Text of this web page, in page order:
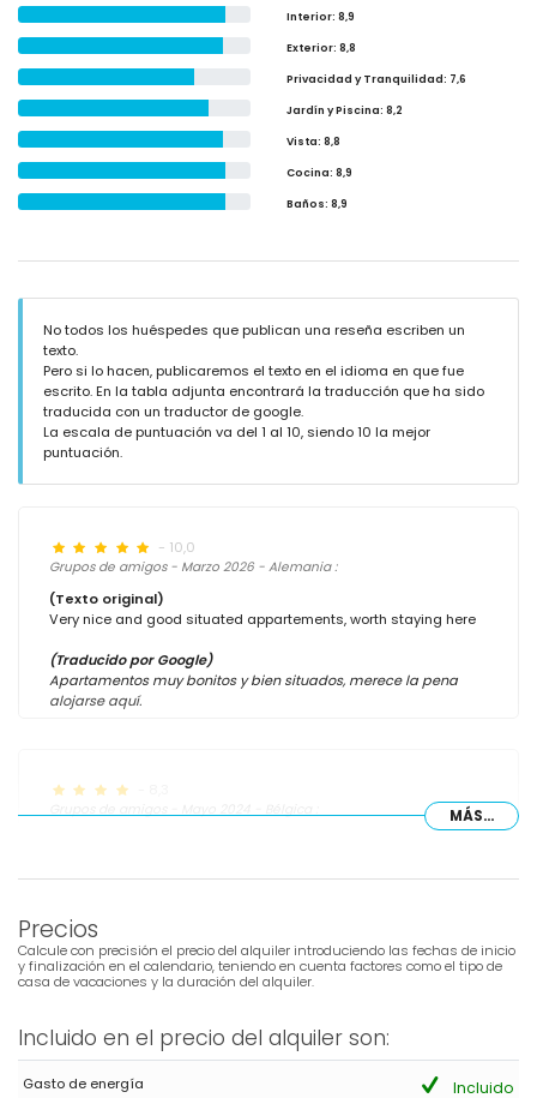
Interior: 8,9
Exterior: 8,8
Privacidad y Tranquilidad: 7,6
Jardín y Piscina: 8,2
Vista: 8,8
Cocina: 8,9
Baños: 8,9
No todos los huéspedes que publican una reseña escriben un
texto.
Pero si lo hacen, publicaremos el texto en el idioma en que fue
escrito. En la tabla adjunta encontrará la traducción que ha sido
traducida con un traductor de google.
La escala de puntuación va del 1 al 10, siendo 10 la mejor
puntuación.
- 10,0
Grupos de amigos - Marzo 2026 - Alemania :
(Texto original)
Very nice and good situated appartements, worth staying here
(Traducido por Google)
Apartamentos muy bonitos y bien situados, merece la pena
alojarse aquí.
zon op het terras.
(Traducido por Google)
Alojamiento hermoso, espacioso y moderno. Bien situado. Poco
sol en la terraza.
- 8,7
MÁS...
Precios
Calcule con precisión el precio del alquiler introduciendo las fechas de inicio
y finalización en el calendario, teniendo en cuenta factores como el tipo de
casa de vacaciones y la duración del alquiler.
Incluido en el precio del alquiler son:
Gasto de energía Incluido